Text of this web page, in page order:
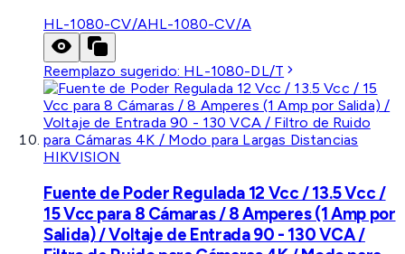
HL-1080-CV/AHL-1080-CV/A
Reemplazo sugerido: HL-1080-DL/T
HIKVISION
Fuente de Poder Regulada 12 Vcc / 13.5 Vcc /
15 Vcc para 8 Cámaras / 8 Amperes (1 Amp por
Salida) / Voltaje de Entrada 90 - 130 VCA /